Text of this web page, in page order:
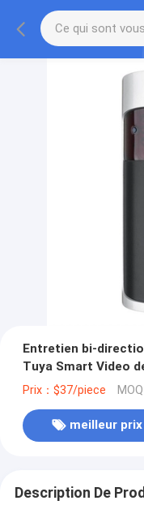
Entretien bi-
Tuya Smart Video
visuel de porte
Prix：$37/piece
meilleur prix
Description De